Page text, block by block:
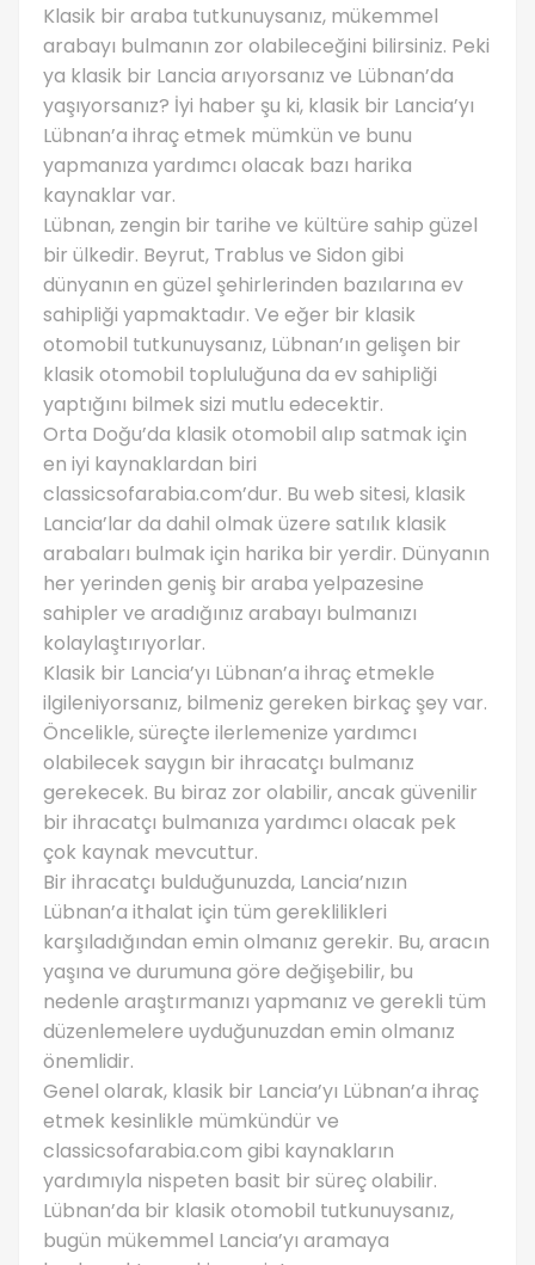
Klasik bir araba tutkunuysanız, mükemmel
arabayı bulmanın zor olabileceğini bilirsiniz. Peki
ya klasik bir Lancia arıyorsanız ve Lübnan’da
yaşıyorsanız? İyi haber şu ki, klasik bir Lancia’yı
Lübnan’a ihraç etmek mümkün ve bunu
yapmanıza yardımcı olacak bazı harika
kaynaklar var.
Lübnan, zengin bir tarihe ve kültüre sahip güzel
bir ülkedir. Beyrut, Trablus ve Sidon gibi
dünyanın en güzel şehirlerinden bazılarına ev
sahipliği yapmaktadır. Ve eğer bir klasik
otomobil tutkunuysanız, Lübnan’ın gelişen bir
klasik otomobil topluluğuna da ev sahipliği
yaptığını bilmek sizi mutlu edecektir.
Orta Doğu’da klasik otomobil alıp satmak için
en iyi kaynaklardan biri
classicsofarabia.com’dur. Bu web sitesi, klasik
Lancia’lar da dahil olmak üzere satılık klasik
arabaları bulmak için harika bir yerdir. Dünyanın
her yerinden geniş bir araba yelpazesine
sahipler ve aradığınız arabayı bulmanızı
kolaylaştırıyorlar.
Klasik bir Lancia’yı Lübnan’a ihraç etmekle
ilgileniyorsanız, bilmeniz gereken birkaç şey var.
Öncelikle, süreçte ilerlemenize yardımcı
olabilecek saygın bir ihracatçı bulmanız
gerekecek. Bu biraz zor olabilir, ancak güvenilir
bir ihracatçı bulmanıza yardımcı olacak pek
çok kaynak mevcuttur.
Bir ihracatçı bulduğunuzda, Lancia’nızın
Lübnan’a ithalat için tüm gereklilikleri
karşıladığından emin olmanız gerekir. Bu, aracın
yaşına ve durumuna göre değişebilir, bu
nedenle araştırmanızı yapmanız ve gerekli tüm
düzenlemelere uyduğunuzdan emin olmanız
önemlidir.
Genel olarak, klasik bir Lancia’yı Lübnan’a ihraç
etmek kesinlikle mümkündür ve
classicsofarabia.com gibi kaynakların
yardımıyla nispeten basit bir süreç olabilir.
Lübnan’da bir klasik otomobil tutkunuysanız,
bugün mükemmel Lancia’yı aramaya